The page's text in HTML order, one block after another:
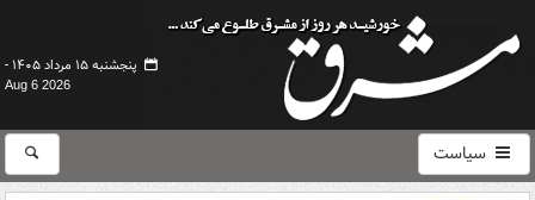
پنجشنبه ۱۵ مرداد ۱۴۰۵ -
Aug 6 2026
سیاست